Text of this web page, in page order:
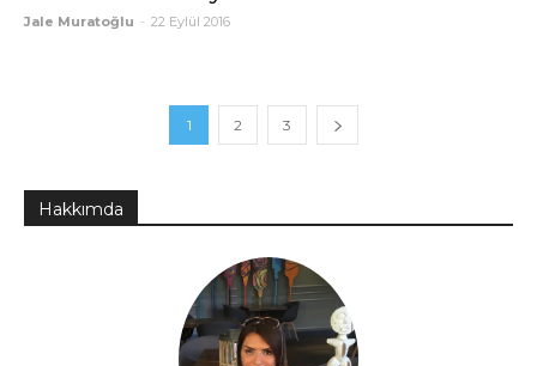
Jale Muratoğlu - 22 Eylül 2016
1 2 3
Hakkımda